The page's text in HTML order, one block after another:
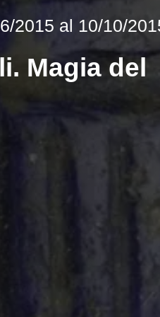
2015 al 10/10/
Magia del